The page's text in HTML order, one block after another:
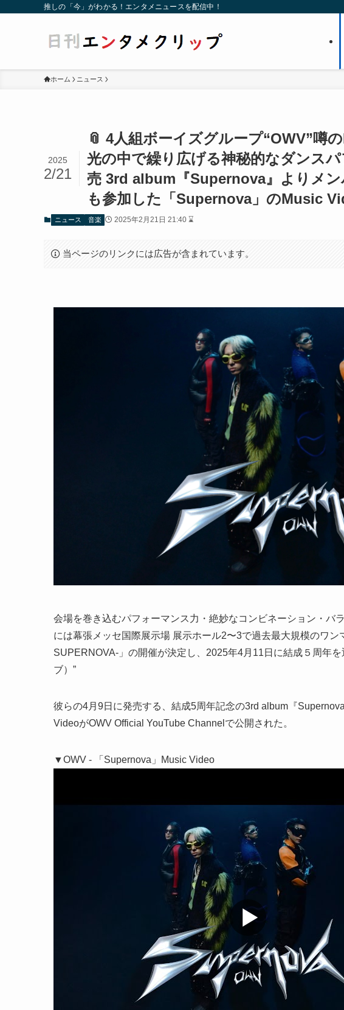
推しの「今」がわかる！エンタメニュースを配信中！
ホーム ニュース
📎 4人組ボーイズグループ“OWV”噂
光の中で繰り広げる神秘的なダンス
売 3rd album『Supernova』よりメ
も参加した「Supernova」のMusic
2025
2/21
ニュース 音楽 2025年2月21日 21:40 ⌛
当ページのリンクには広告が含まれています。
会場を巻き込むパフォーマンス力・絶妙なコンビネーション・バ
には幕張メッセ国際展示場 展示ホール2〜3で過去最大規模のワ
SUPERNOVA-」の開催が決定し、2025年4月11日に結成５周年
ブ）”
彼らの4月9日に発売する、結成5周年記念の3rd album『
VideoがOWV Official YouTube Channelで公開された。
▼OWV - 「Supernova」Music Video